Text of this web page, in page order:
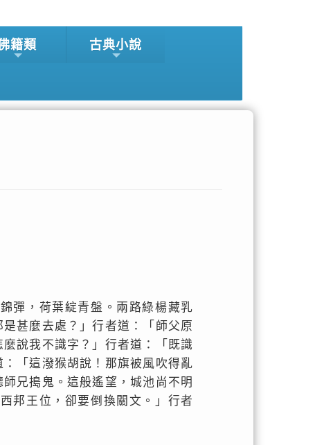
籍類 古典小說
彈，荷葉綻青盤。兩路綠楊藏乳
甚麼去處？」行者道：「師父原
說我不識字？」行者道：「既識
「這潑猴胡說！那旗被風吹得亂
兄搗鬼。這般遙望，城池尚不明
邦王位，卻要倒換關文。」行者